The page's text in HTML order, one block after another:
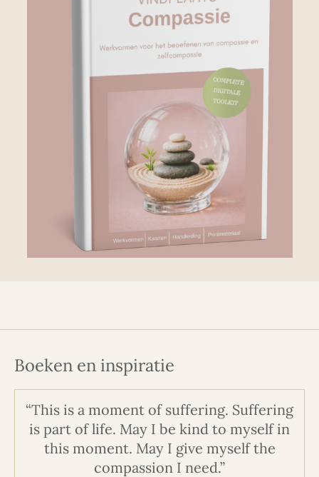
Boeken en inspiratie
“This is a moment of suffering. Suffering
is part of life. May I be kind to myself in
this moment. May I give myself the
compassion I need.”